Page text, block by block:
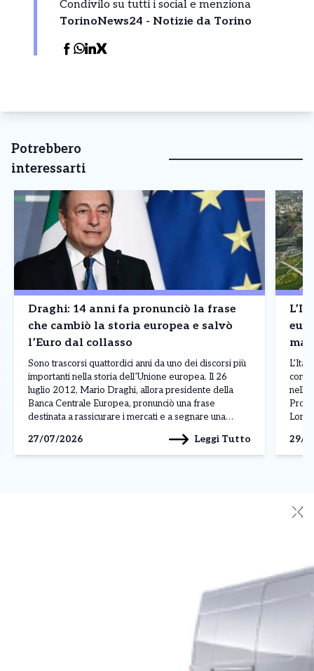
Condivilo su tutti i social e menziona
TorinoNews24 - Notizie da Torino
Potrebbero
interessarti
Draghi: 14 anni fa pronunciò la frase
che cambiò la storia europea e salvò
l’Euro dal collasso
Sono trascorsi quattordici anni da uno dei discorsi più
importanti nella storia dell’Unione europea. Il 26
luglio 2012, Mario Draghi, allora presidente della
Banca Centrale Europea, pronunciò una frase
destinata a rassicurare i mercati e a segnare una
mandato, la BCE è pronta a fare tutto il necessario […]
27/07/2026 Leggi Tutto
europea – Il
La
nella
29/
✕